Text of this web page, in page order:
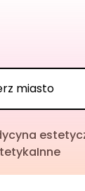
Inne